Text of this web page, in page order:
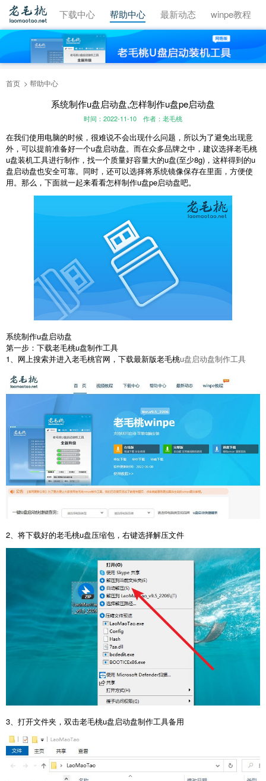
视频教程 下载中心 帮助中心 最新动态 winpe教程
首页 帮助中心
系统制作u盘启动盘,怎样制作u盘pe启动盘
时间：2022-11-10 作者：老毛桃
在我们使用电脑的时候，很难说不会出现什么问题，所以为了避免出现意
外，可以提前准备好一个u盘启动盘。而在众多品牌之中，建议选择老毛桃
u盘装机工具进行制作，找一个质量好容量大的u盘(至少8g)，这样得到的u
盘启动盘也安全可靠。同时，还可以选择将系统镜像保存在里面，方便使
用。那么，下面就一起来看看怎样制作u盘pe启动盘吧。
系统制作u盘启动盘
第一步：下载老毛桃u盘制作工具
1、网上搜索并进入老毛桃官网，下载最新版老毛桃u盘启动盘制作工具
2、将下载好的老毛桃u盘压缩包，右键选择解压文件
3、打开文件夹，双击老毛桃u盘启动盘制作工具备用